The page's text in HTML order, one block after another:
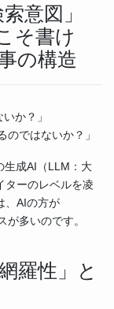
意図」
そ書け
の構造
か？」
のではないか？」
生成AI（LLM：大
ターのレベルを凌
、AIの方が
が多いのです。
羅性」と